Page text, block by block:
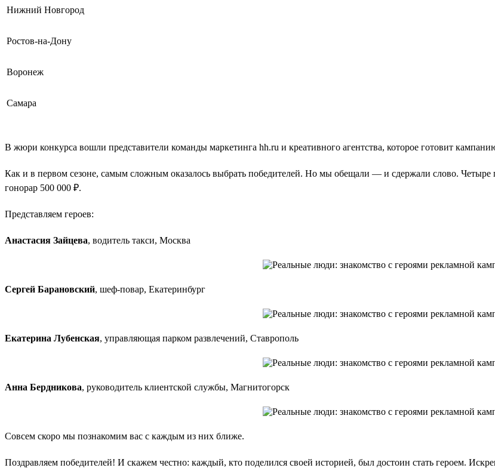
Нижний Новгород
Ростов-на-Дону
Воронеж
Самара
В жюри конкурса вошли представители команды маркетинга hh.ru и креативного агентства, которое готовит
Как и в первом сезоне, самым сложным оказалось выбрать победителей. Но мы обещали — и сдержали слово.
гонорар 500 000 ₽.
Представляем героев:
Анастасия Зайцева, водитель такси, Москва
Сергей Барановский, шеф-повар, Екатеринбург
Екатерина Лубенская, управляющая парком развлечений, Ставрополь
Анна Бердникова, руководитель клиентской службы, Магнитогорск
Совсем скоро мы познакомим вас с каждым из них ближе.
Поздравляем победителей! И скажем честно: каждый, кто поделился своей историей, был достоин стать героем.